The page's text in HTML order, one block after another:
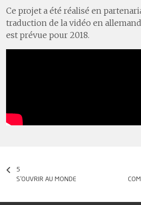
Ce projet a été réalisé en
traduction de la vidéo en
est prévue pour 2018.
5
S'OUVRIR AU MONDE